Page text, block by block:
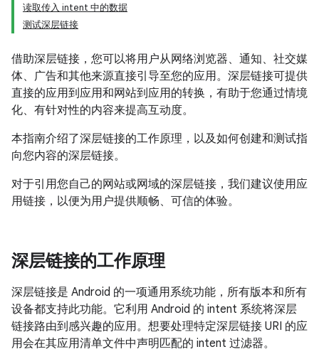
读取传入 intent 中的数据
测试深层链接
借助深层链接，您可以将用户从网络浏览器、通知、社交媒
体、广告和其他来源直接引导至您的应用。深层链接可提供
直接的应用到应用和网站到应用的转换，有助于您通过情境
化、有针对性的内容来提高互动度。
本指南介绍了深层链接的工作原理，以及如何创建和测试指
向您内容的深层链接。
对于引用您自己的网站或网域的深层链接，我们建议使用应
用链接，以便为用户提供顺畅、可信的体验。
深层链接的工作原理
深层链接是 Android 的一项通用系统功能，所有版本和所有
设备都支持此功能。它利用 Android 的 intent 系统将深层
链接路由到感兴趣的应用。想要处理特定深层链接 URI 的应
用会在其应用清单文件中声明匹配的 intent 过滤器。